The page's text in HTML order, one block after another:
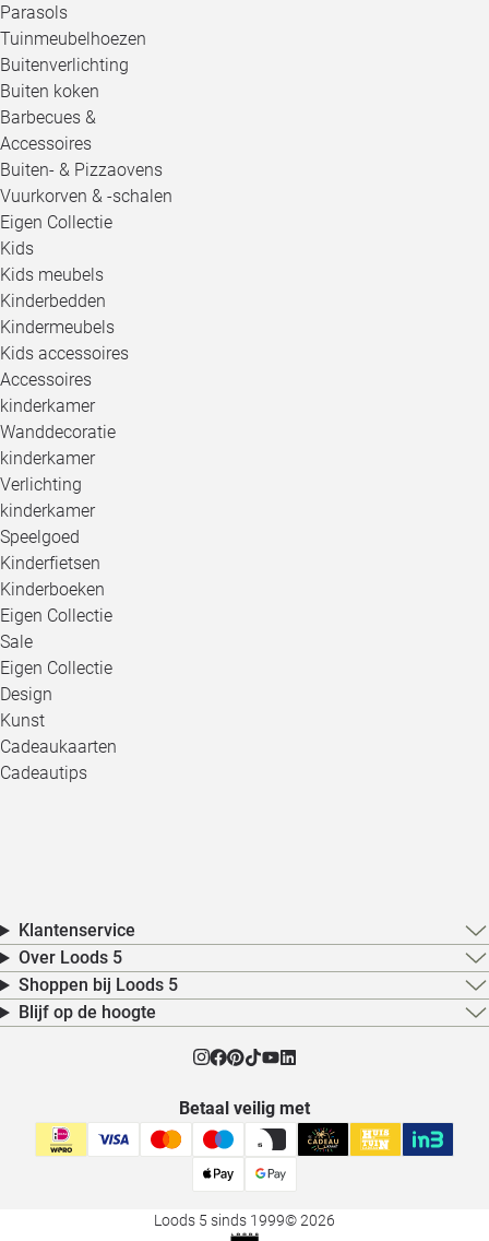
Parasols
Tuinmeubelhoezen
Buitenverlichting
Buiten koken
Barbecues &
Accessoires
Buiten- & Pizzaovens
Vuurkorven & -schalen
Eigen Collectie
Kids
Kids meubels
Kinderbedden
Kindermeubels
Kids accessoires
Accessoires
kinderkamer
Wanddecoratie
kinderkamer
Verlichting
kinderkamer
Speelgoed
Kinderfietsen
Kinderboeken
Eigen Collectie
Sale
Eigen Collectie
Design
Kunst
Cadeaukaarten
Cadeautips
Klantenservice
Over Loods 5
Shoppen bij Loods 5
Blijf op de hoogte
Betaal veilig met
Loods 5 sinds 1999© 2026